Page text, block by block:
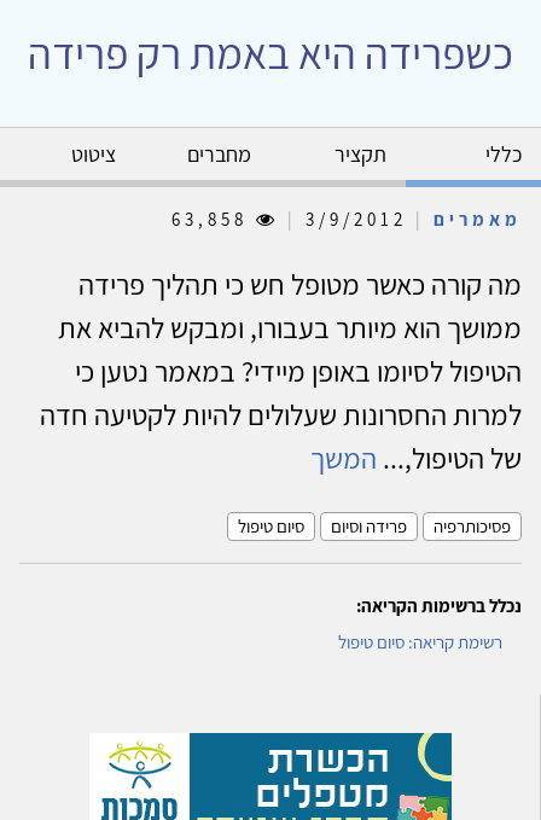
כשפרידה היא באמת רק פרידה
כללי תקציר מחברים ציטוט
מאמרים |
|
מה קורה כאשר מטופל חש כי תהליך פרידה
ממושך הוא מיותר בעבורו, ומבקש להביא את
הטיפול לסיומו באופן מיידי? במאמר נטען כי
למרות החסרונות שעלולים להיות לקטיעה חדה
של הטיפול,... המשך
פסיכותרפיה פרידה וסיום סיום טיפול
נכלל ברשימות הקריאה:
רשימת קריאה: סיום טיפול